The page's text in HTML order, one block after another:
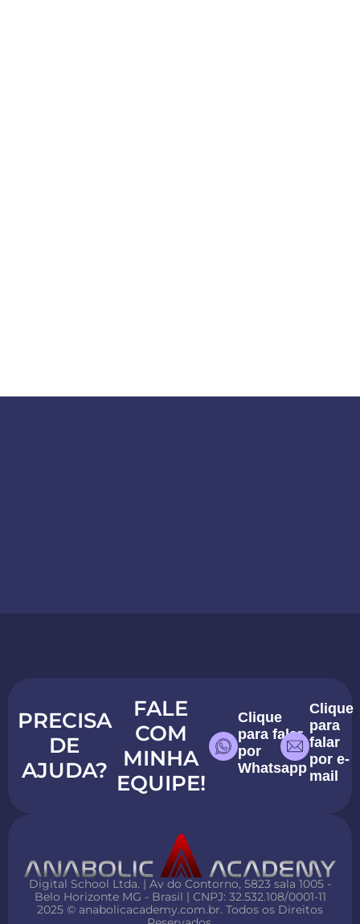
PRECISA
DE
AJUDA?
Clique
para falar
por
Whatsapp
FALE
COM
MINHA
EQUIPE!
Clique
para
falar
por e-
mail
Digital School Ltda. | Av do Contorno, 5823 sala 1005 -
Belo Horizonte MG - Brasil | CNPJ: 32.532.108/0001-11
2025 © anabolicacademy.com.br. Todos os Direitos